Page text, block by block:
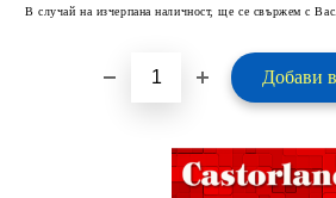
В случай на изчерпана наличност, ще се свържем с Вас.